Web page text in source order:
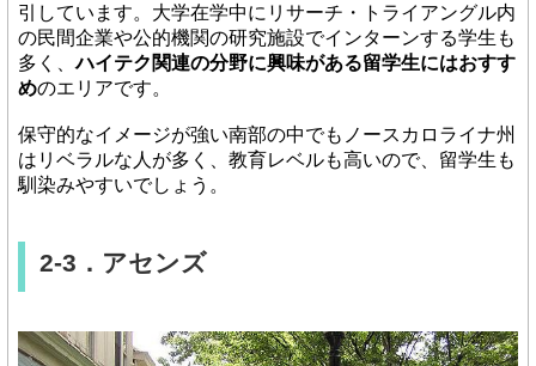
引しています。大学在学中にリサーチ・トライアングル内
の民間企業や公的機関の研究施設でインターンする学生も
多く、ハイテク関連の分野に興味がある留学生にはおすす
めのエリアです。
保守的なイメージが強い南部の中でもノースカロライナ州
はリベラルな人が多く、教育レベルも高いので、留学生も
馴染みやすいでしょう。
2-3．アセンズ